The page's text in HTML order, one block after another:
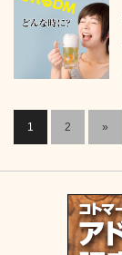
1 2 »